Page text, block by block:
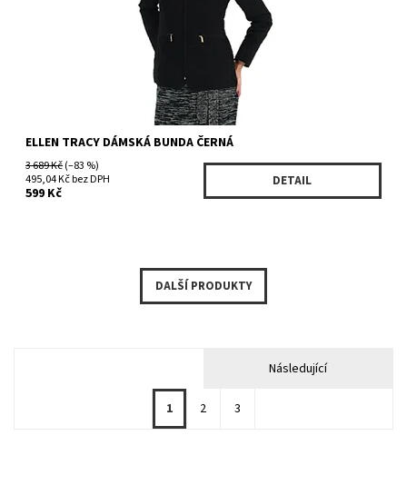
ELLEN TRACY DÁMSKÁ BUNDA ČERNÁ
3 689 Kč(–83 %)
495,04 Kč bez DPH
599 Kč
DETAIL
DALŠÍ PRODUKTY
Následující
1 2 3